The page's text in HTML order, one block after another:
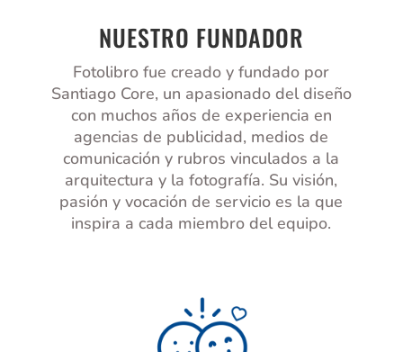
NUESTRO FUNDADOR
Fotolibro fue creado y fundado por
Santiago Core, un apasionado del diseño
con muchos años de experiencia en
agencias de publicidad, medios de
comunicación y rubros vinculados a la
arquitectura y la fotografía. Su visión,
pasión y vocación de servicio es la que
inspira a cada miembro del equipo.